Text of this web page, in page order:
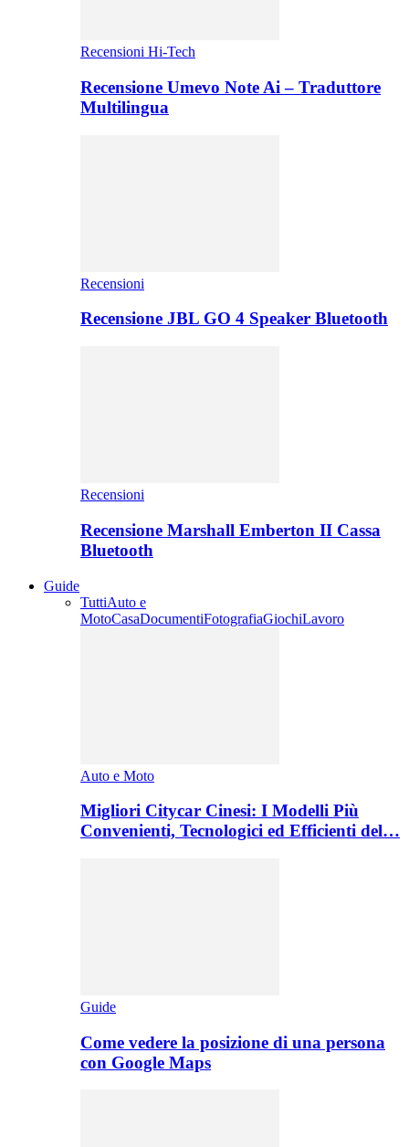
Recensioni Hi-Tech
Recensione Umevo Note Ai – Traduttore
Multilingua
Recensioni
Recensione JBL GO 4 Speaker Bluetooth
Recensioni
Recensione Marshall Emberton II Cassa
Bluetooth
Guide
TuttiAuto e
MotoCasaDocumentiFotografiaGiochiLavoro
Auto e Moto
Migliori Citycar Cinesi: I Modelli Più
Convenienti, Tecnologici ed Efficienti del…
Guide
Come vedere la posizione di una persona
con Google Maps